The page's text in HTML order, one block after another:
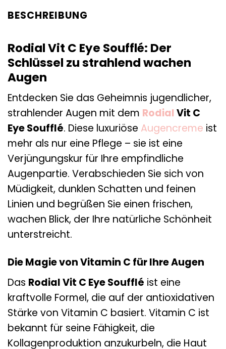
BESCHREIBUNG
Rodial Vit C Eye Soufflé: Der
Schlüssel zu strahlend wachen
Augen
Entdecken Sie das Geheimnis jugendlicher,
strahlender Augen mit dem RodialVit C
Eye Soufflé. Diese luxuriöse Augencreme ist
mehr als nur eine Pflege – sie ist eine
Verjüngungskur für Ihre empfindliche
Augenpartie. Verabschieden Sie sich von
Müdigkeit, dunklen Schatten und feinen
Linien und begrüßen Sie einen frischen,
wachen Blick, der Ihre natürliche Schönheit
unterstreicht.
Die Magie von Vitamin C für Ihre Augen
Das Rodial Vit C Eye Soufflé ist eine
kraftvolle Formel, die auf der antioxidativen
Stärke von Vitamin C basiert. Vitamin C ist
bekannt für seine Fähigkeit, die
Kollagenproduktion anzukurbeln, die Haut